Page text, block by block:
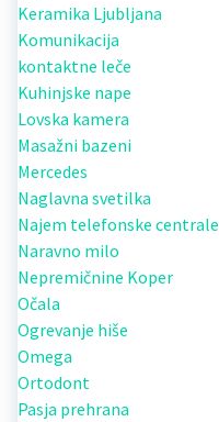
Keramika Ljubljana
Komunikacija
kontaktne leče
Kuhinjske nape
Lovska kamera
Masažni bazeni
Mercedes
Naglavna svetilka
Najem telefonske centrale
Naravno milo
Nepremičnine Koper
Očala
Ogrevanje hiše
Omega
Ortodont
Pasja prehrana